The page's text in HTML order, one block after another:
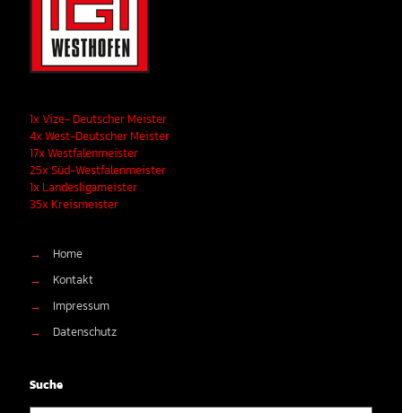
1x Vize- Deutscher Meister
4x West-Deutscher Meister
17x Westfalenmeister
25x Süd-Westfalenmeister
1x Landesligameister
35x Kreismeister
→
Home
→
Kontakt
→
Impressum
→
Datenschutz
Suche